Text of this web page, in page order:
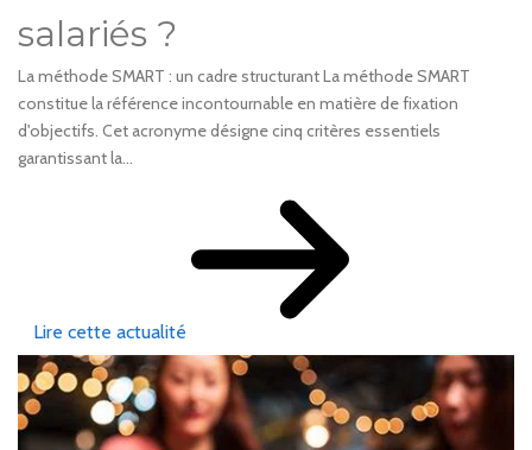
salariés ?
La méthode SMART : un cadre structurant La méthode SMART
constitue la référence incontournable en matière de fixation
d'objectifs. Cet acronyme désigne cinq critères essentiels
garantissant la...
Lire cette actualité